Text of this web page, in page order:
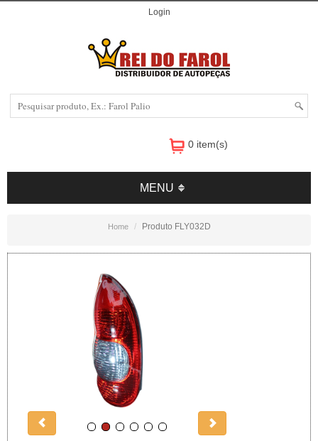
Login
0 item(s)
MENU
Home Produto FLY032D